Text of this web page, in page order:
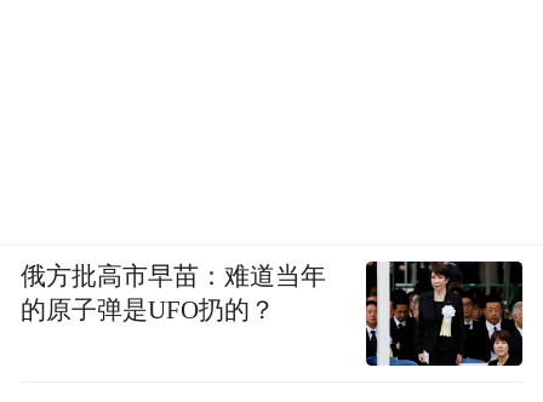
俄方批高市早苗：难道当年
的原子弹是UFO扔的？